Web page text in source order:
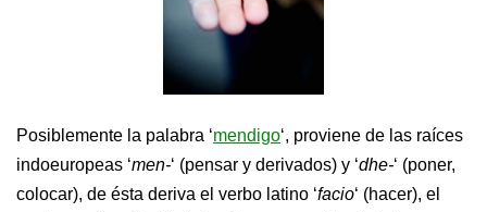
Posiblemente la palabra ‘mendigo‘, proviene de las raíces
indoeuropeas ‘men-‘ (pensar y derivados) y ‘dhe-‘ (poner,
colocar), de ésta deriva el verbo latino ‘facio‘ (hacer), el